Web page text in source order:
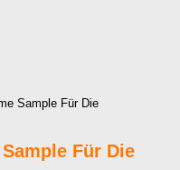
Sample Für Die
Für Die